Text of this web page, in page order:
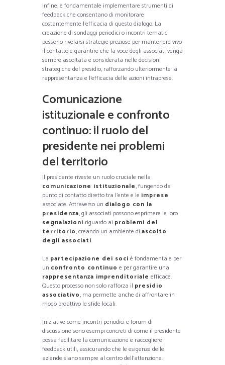
Infine, è fondamentale implementare strumenti di
feedback che consentano di monitorare
costantemente l’efficacia di questo dialogo. La
creazione di sondaggi periodici o incontri tematici
possono rivelarsi strategie preziose per mantenere vivo
il contatto e garantire che la voce degli associati venga
sempre ascoltata e considerata nelle decisioni
strategiche del presidio, rafforzando ulteriormente la
rappresentanza e l’efficacia delle azioni intraprese.
Comunicazione
istituzionale e confronto
continuo: il ruolo del
presidente nei problemi
del territorio
Il presidente riveste un ruolo cruciale nella
comunicazione istituzionale, fungendo da
punto di contatto diretto tra l’ente e le imprese
associate. Attraverso un dialogo con la
presidenza, gli associati possono esprimere le loro
segnalazioni riguardo ai problemi del
territorio, creando un ambiente di ascolto
degli associati.
La partecipazione dei soci è fondamentale per
un confronto continuo e per garantire una
rappresentanza imprenditoriale efficace.
Questo processo non solo rafforza il presidio
associativo, ma permette anche di affrontare in
modo proattivo le sfide locali.
Iniziative come incontri periodici e forum di
discussione sono esempi concreti di come il presidente
possa facilitare la comunicazione e raccogliere
feedback utili, assicurando che le esigenze delle
aziende siano sempre al centro dell’attenzione.